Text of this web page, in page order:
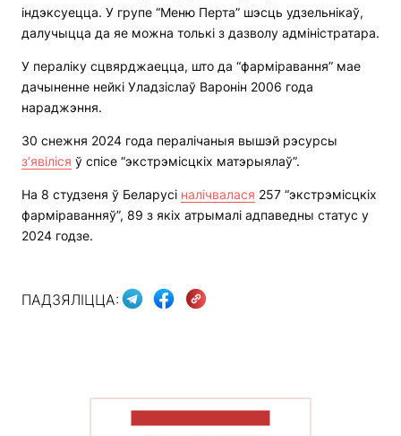
індэксуецца. У групе “Меню Перта” шэсць удзельнікаў,
далучыцца да яе можна толькі з дазволу адміністратара.
У пераліку сцвярджаецца, што да “фарміравання” мае
дачыненне нейкі Уладзіслаў Варонін 2006 года
нараджэння.
30 снежня 2024 года пералічаныя вышэй рэсурсы
з’явіліся ў спісе “экстрэмісцкіх матэрыялаў”.
На 8 студзеня ў Беларусі налічвалася 257 “экстрэмісцкіх
фарміраванняў”, 89 з якіх атрымалі адпаведны статус у
2024 годзе.
ПАДЗЯЛІЦЦА: